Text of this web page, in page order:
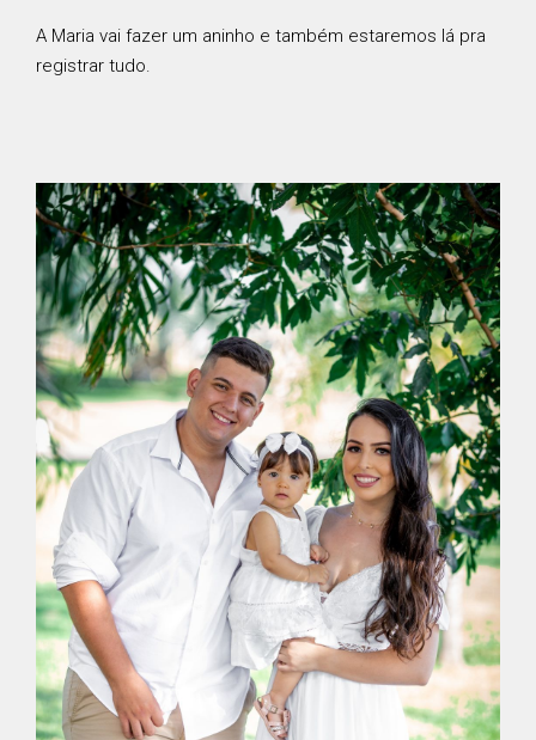
A Maria vai fazer um aninho e também estaremos lá pra
registrar tudo.